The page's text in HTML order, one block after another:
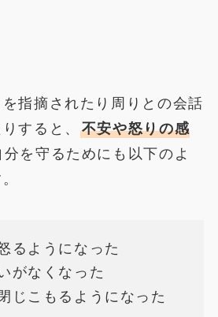
指摘されたり周りとの会話
すると、 不安や怒りの感
分を守るためにも以下のよ
るようになった
がなくなった
じこもるようになった